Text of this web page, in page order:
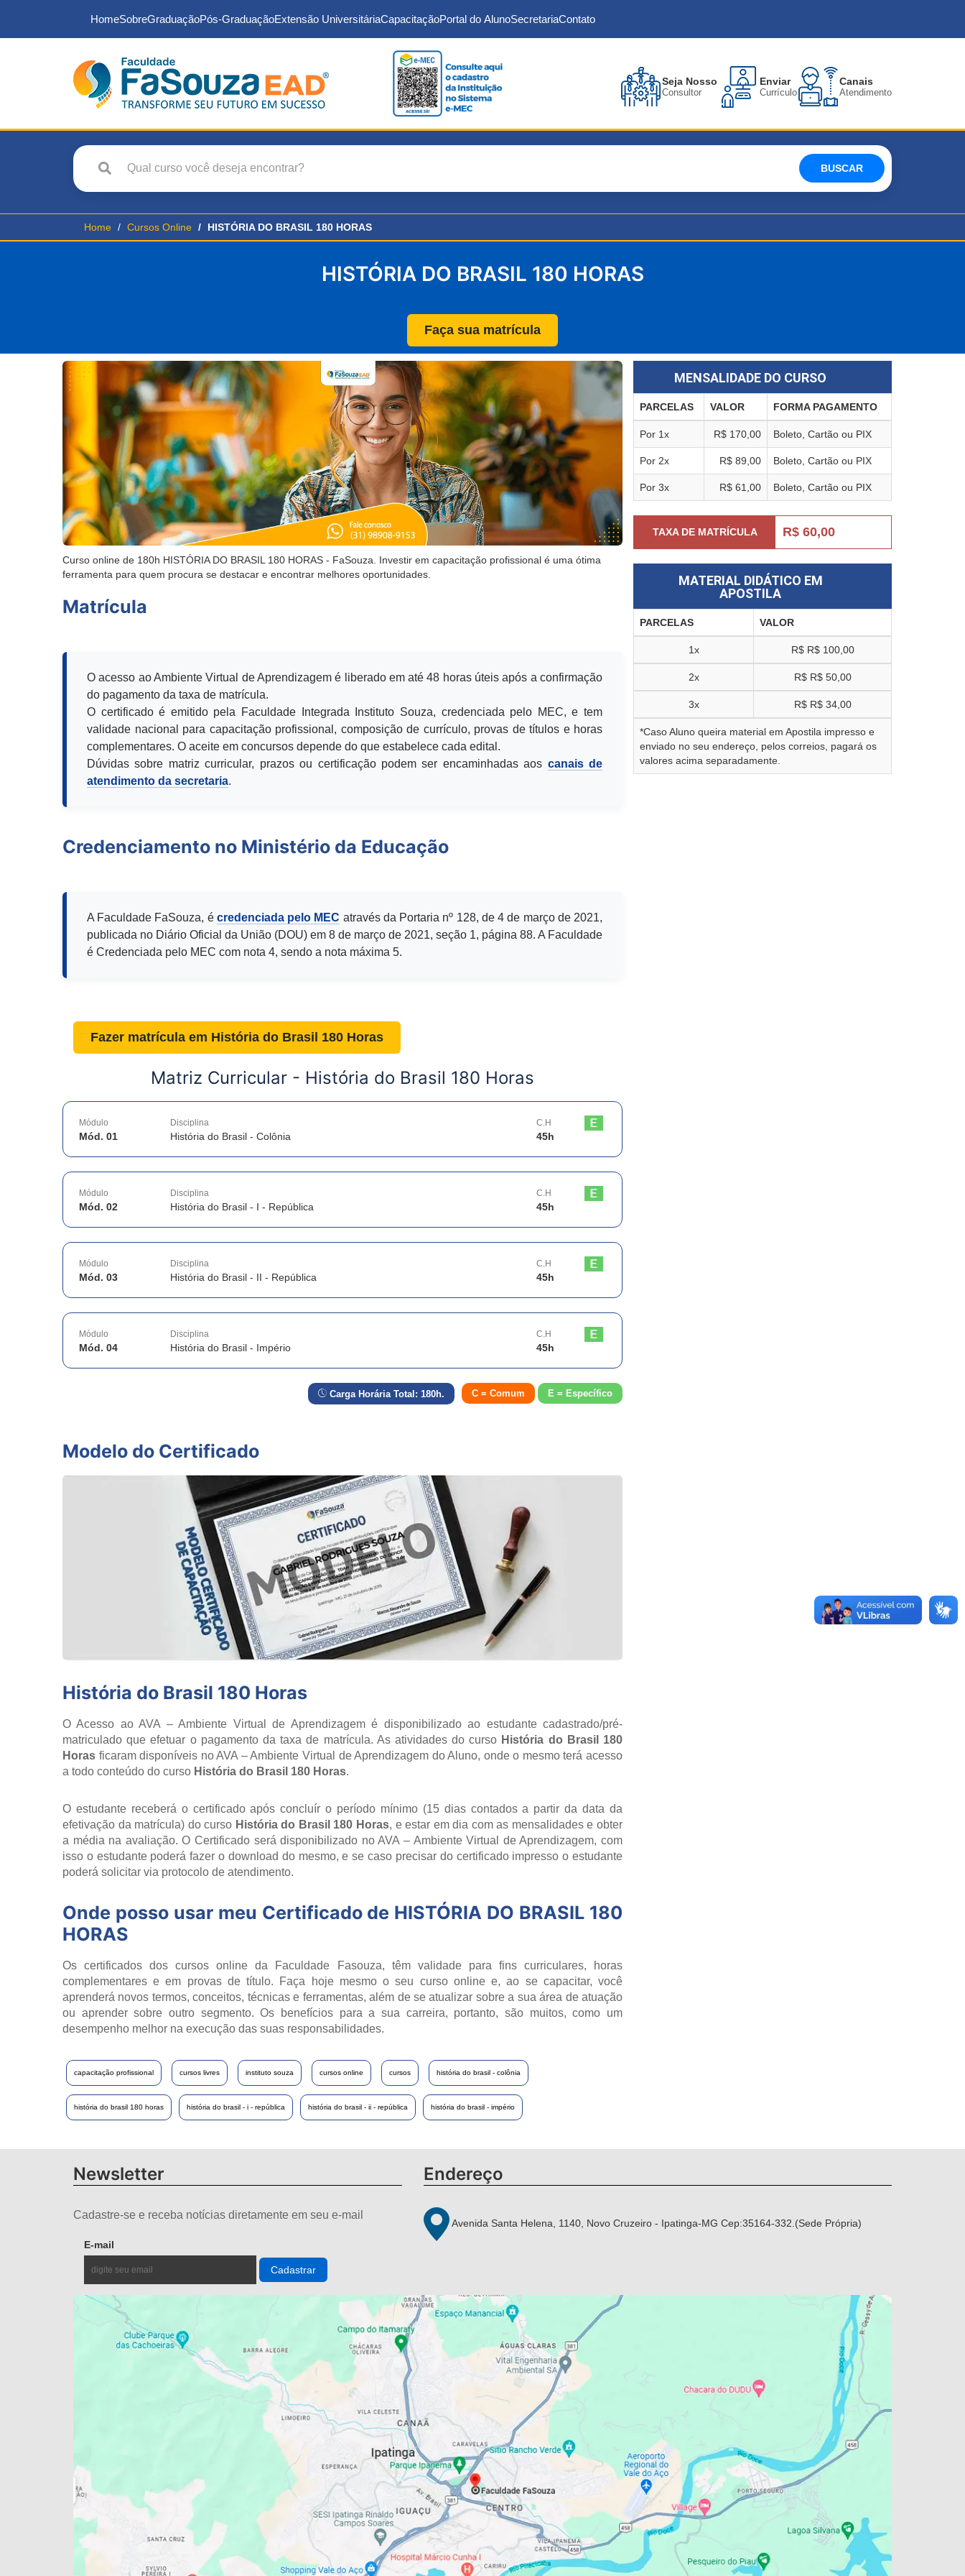
HomeSobreGraduaçãoPós-GraduaçãoExtensão UniversitáriaCapacitaçãoPortal do AlunoSecretariaContato
Seja Nosso
Consultor
Enviar
Currículo
Canais
Atendimento
BUSCAR
Home Cursos Online HISTÓRIA DO BRASIL 180 HORAS
HISTÓRIA DO BRASIL 180 HORAS
Faça sua matrícula
Curso online de 180h HISTÓRIA DO BRASIL 180 HORAS - FaSouza. Investir em capacitação profissional é uma ótima
ferramenta para quem procura se destacar e encontrar melhores oportunidades.
Matrícula
O acesso ao Ambiente Virtual de Aprendizagem é liberado em até 48 horas úteis após a confirmação
do pagamento da taxa de matrícula.
O certificado é emitido pela Faculdade Integrada Instituto Souza, credenciada pelo MEC, e tem
validade nacional para capacitação profissional, composição de currículo, provas de títulos e horas
complementares. O aceite em concursos depende do que estabelece cada edital.
Dúvidas sobre matriz curricular, prazos ou certificação podem ser encaminhadas aos canais de
atendimento da secretaria.
Credenciamento no Ministério da Educação
A Faculdade FaSouza, é credenciada pelo MEC através da Portaria nº 128, de 4 de março de 2021,
publicada no Diário Oficial da União (DOU) em 8 de março de 2021, seção 1, página 88. A Faculdade
é Credenciada pelo MEC com nota 4, sendo a nota máxima 5.
Fazer matrícula em História do Brasil 180 Horas
Matriz Curricular - História do Brasil 180 Horas
Módulo
Mód. 01
Disciplina
História do Brasil - Colônia
C.H
45h
Módulo
Mód. 02
Disciplina
História do Brasil - I - República
C.H
45h
Módulo
Mód. 03
Disciplina
História do Brasil - II - República
C.H
45h
Módulo
Mód. 04
Disciplina
História do Brasil - Império
C.H
45h
Carga Horária Total: 180h. C = Comum E = Específico
Modelo do Certificado
História do Brasil 180 Horas
O Acesso ao AVA – Ambiente Virtual de Aprendizagem é disponibilizado ao estudante cadastrado/pré-
matriculado que efetuar o pagamento da taxa de matrícula. As atividades do curso História do Brasil 180
Horas ficaram disponíveis no AVA – Ambiente Virtual de Aprendizagem do Aluno, onde o mesmo terá acesso
a todo conteúdo do curso História do Brasil 180 Horas.
O estudante receberá o certificado após concluír o período mínimo (15 dias contados a partir da data da
efetivação da matrícula) do curso História do Brasil 180 Horas, e estar em dia com as mensalidades e obter
a média na avaliação. O Certificado será disponibilizado no AVA – Ambiente Virtual de Aprendizagem, com
isso o estudante poderá fazer o download do mesmo, e se caso precisar do certificado impresso o estudante
poderá solicitar via protocolo de atendimento.
Onde posso usar meu Certificado de HISTÓRIA DO BRASIL 180
HORAS
Os certificados dos cursos online da Faculdade Fasouza, têm validade para fins curriculares, horas
complementares e em provas de título. Faça hoje mesmo o seu curso online e, ao se capacitar, você
aprenderá novos termos, conceitos, técnicas e ferramentas, além de se atualizar sobre a sua área de atuação
ou aprender sobre outro segmento. Os benefícios para a sua carreira, portanto, são muitos, como um
desempenho melhor na execução das suas responsabilidades.
capacitação profissional cursos livres instituto souza cursos online cursos história do brasil - colônia
história do brasil 180 horas história do brasil - i - república história do brasil - ii - república história do brasil - império
MENSALIDADE DO CURSO
PARCELAS VALOR FORMA PAGAMENTO
Por 1x R$ 170,00 Boleto, Cartão ou PIX
Por 2x R$ 89,00 Boleto, Cartão ou PIX
Por 3x R$ 61,00 Boleto, Cartão ou PIX
TAXA DE MATRÍCULA R$ 60,00
MATERIAL DIDÁTICO EM
APOSTILA
PARCELAS VALOR
1x R$ R$ 100,00
2x R$ R$ 50,00
3x R$ R$ 34,00
*Caso Aluno queira material em Apostila impresso e
enviado no seu endereço, pelos correios, pagará os
valores acima separadamente.
Newsletter
Cadastre-se e receba notícias diretamente em seu e-mail
E-mail
Endereço
Avenida Santa Helena, 1140, Novo Cruzeiro - Ipatinga-MG Cep:35164-332.(Sede Própria)